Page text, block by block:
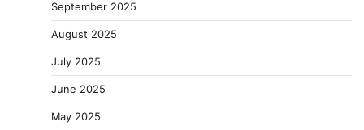
September 2025
August 2025
July 2025
June 2025
May 2025